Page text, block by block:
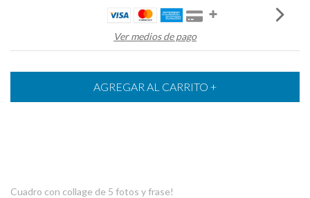
Ver medios de pago
Cuadro con collage de 5 fotos y frase!